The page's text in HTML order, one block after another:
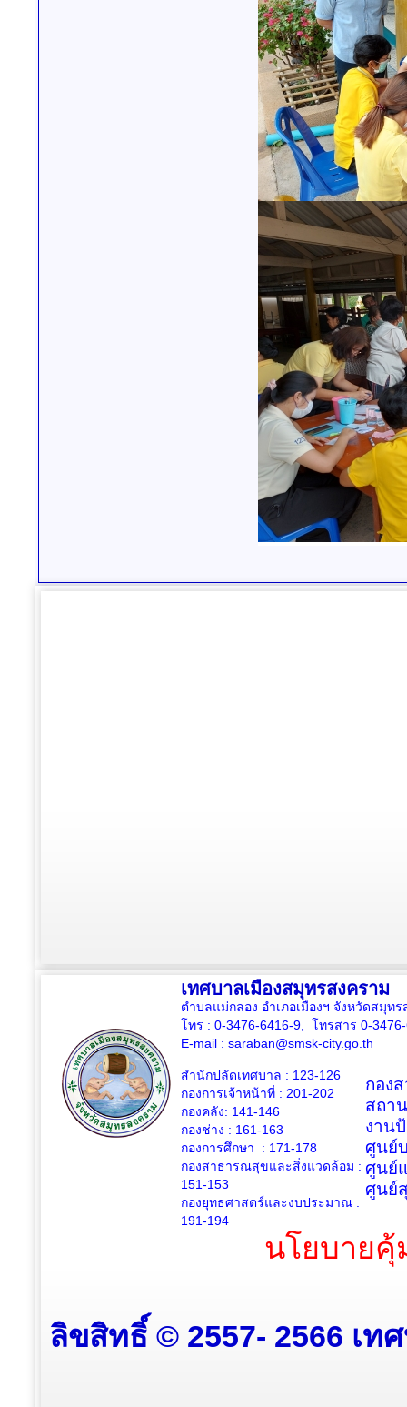
เทศบาลเมืองสมุทรสงคราม
ตำบลแม่กลอง อำเภอเมืองฯ จังหวัดสมุท
โทร : 0-3476-6416-9, โทรสาร 0-
E-mail : saraban@smsk-city.go.th
สำนักปลัดเทศบาล : 123-126
กองการเจ้าหน้าที่ : 201-202
กองคลัง: 141-146
กองช่าง : 161-163
กองการศึกษา : 171-178
กองสาธารณสุขและสิ่งแวดล้อม :
151-153
กองยุทธศาสตร์และงบประมาณ :
191-194
กอง
สถา
งาน
ศูนย์
ศูนย์
ศูนย์
นโยบาย
ลิขสิทธิ์ © 2557- 2566 เท